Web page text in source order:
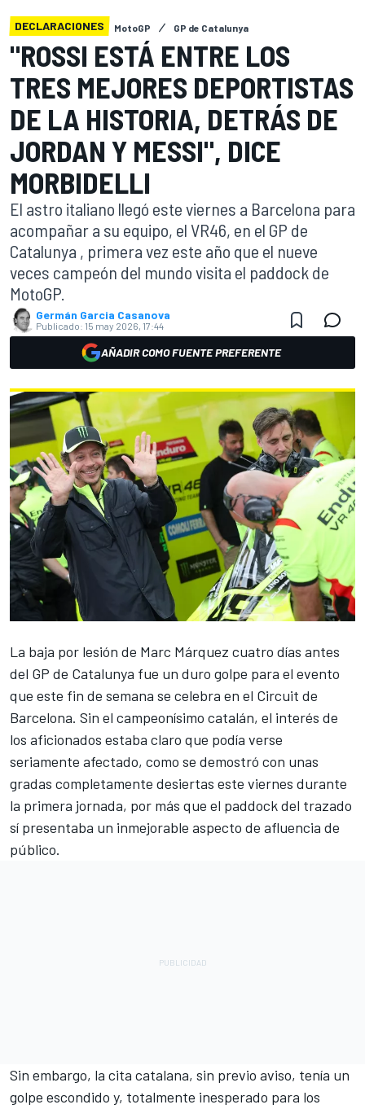
DECLARACIONES MotoGP GP de Catalunya
"ROSSI ESTÁ ENTRE LOS
TRES MEJORES DEPORTISTAS
DE LA HISTORIA, DETRÁS DE
JORDAN Y MESSI", DICE
MORBIDELLI
El astro italiano llegó este viernes a Barcelona para
acompañar a su equipo, el VR46, en el GP de
Catalunya , primera vez este año que el nueve
veces campeón del mundo visita el paddock de
MotoGP.
Germán Garcia Casanova
Publicado: 15 may 2026, 17:44
AÑADIR COMO FUENTE PREFERENTE
La baja por lesión de Marc Márquez cuatro días antes
del GP de Catalunya fue un duro golpe para el evento
que este fin de semana se celebra en el Circuit de
Barcelona. Sin el campeonísimo catalán, el interés de
los aficionados estaba claro que podía verse
seriamente afectado, como se demostró con unas
gradas completamente desiertas este viernes durante
la primera jornada, por más que el paddock del trazado
sí presentaba un inmejorable aspecto de afluencia de
público.
Sin embargo, la cita catalana, sin previo aviso, tenía un
golpe escondido y, totalmente inesperado para los